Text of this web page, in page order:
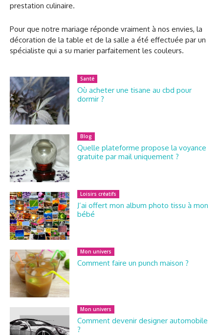
prestation culinaire.
Pour que notre mariage réponde vraiment à nos envies, la
décoration de la table et de la salle a été effectuée par un
spécialiste qui a su marier parfaitement les couleurs.
Santé
Où acheter une tisane au cbd pour
dormir ?
Blog
Quelle plateforme propose la voyance
gratuite par mail uniquement ?
Loisirs créatifs
J’ai offert mon album photo tissu à mon
bébé
Mon univers
Comment faire un punch maison ?
Mon univers
Comment devenir designer automobile
?